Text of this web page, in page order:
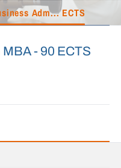
Adm... ECTS
- 90 ECTS